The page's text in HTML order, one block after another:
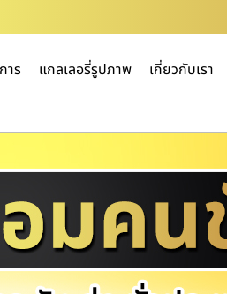
าร แกลเลอรี่รูปภาพ
เกี่ยวกับเรา